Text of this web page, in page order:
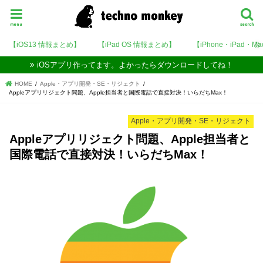
search
menu
【iOS13 情報まとめ】 【iPad OS 情報まとめ】 【iPhone・iPad・
iOSアプリ作ってます。よかったらダウンロードしてね！
HOME
Apple・アプリ開発・SE・リジェクト
Appleアプリリジェクト問題、Apple担当者と国際電話で直接対決！いらだちMax！
Apple・アプリ開発・SE・リジェクト
Appleアプリリジェクト問題、Apple担当者と
国際電話で直接対決！いらだちMax！